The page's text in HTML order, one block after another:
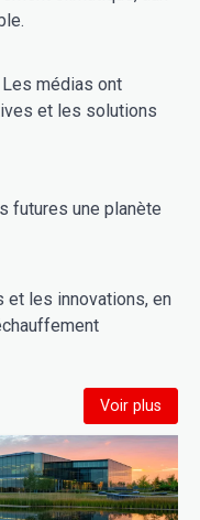
médias ont
et les solutions
futures une planète
et les innovations, en
Voir plus